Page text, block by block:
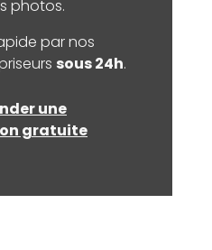
photos.
par nos
sous 24h.
une
gratuite